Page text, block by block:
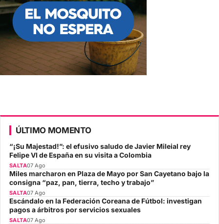
ÚLTIMO MOMENTO
“¡Su Majestad!”: el efusivo saludo de Javier Mileial rey
Felipe VI de España en su visita a Colombia
SALTA07 Ago
Miles marcharon en Plaza de Mayo por San Cayetano bajo la
consigna “paz, pan, tierra, techo y trabajo”
SALTA07 Ago
Escándalo en la Federación Coreana de Fútbol: investigan
pagos a árbitros por servicios sexuales
SALTA07 Ago